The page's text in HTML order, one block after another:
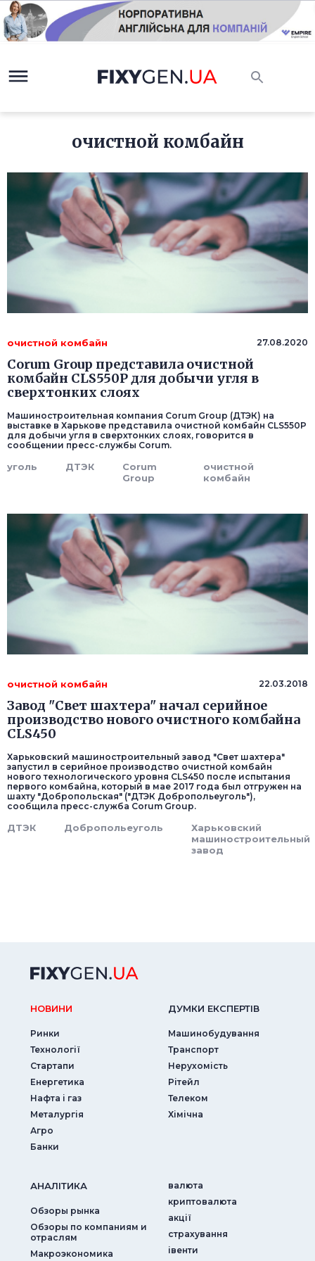
очистной комбайн
очистной комбайн 27.08.2020
Corum Group представила очистной
комбайн CLS550P для добычи угля в
сверхтонких слоях
Машиностроительная компания Corum Group (ДТЭК) на
выставке в Харькове представила очистной комбайн CLS550P
для добычи угля в сверхтонких слоях, говорится в
сообщении пресс-службы Corum.
уголь ДТЭК
Corum
Group
очистной
комбайн
очистной комбайн 22.03.2018
Завод "Свет шахтера" начал серийное
производство нового очистного комбайна
CLS450
Харьковский машиностроительный завод "Свет шахтера"
запустил в серийное производство очистной комбайн
нового технологического уровня CLS450 после испытания
первого комбайна, который в мае 2017 года был отгружен на
шахту "Добропольская" ("ДТЭК Добропольеуголь"),
сообщила пресс-служба Corum Group.
ДТЭК Добропольеуголь
Харьковский
машиностроительный
завод
НОВИНИ
Ринки
Технології
Стартапи
Енергетика
Нафта і газ
Металургія
Агро
Банки
ДУМКИ ЕКСПЕРТIВ
Машинобудування
Транспорт
Нерухомість
Рітейл
Телеком
Хімічна
АНАЛIТИКА
Обзоры рынка
Обзоры по компаниям и
отраслям
Макроэкономика
валюта
криптовалюта
акції
страхування
iвенти